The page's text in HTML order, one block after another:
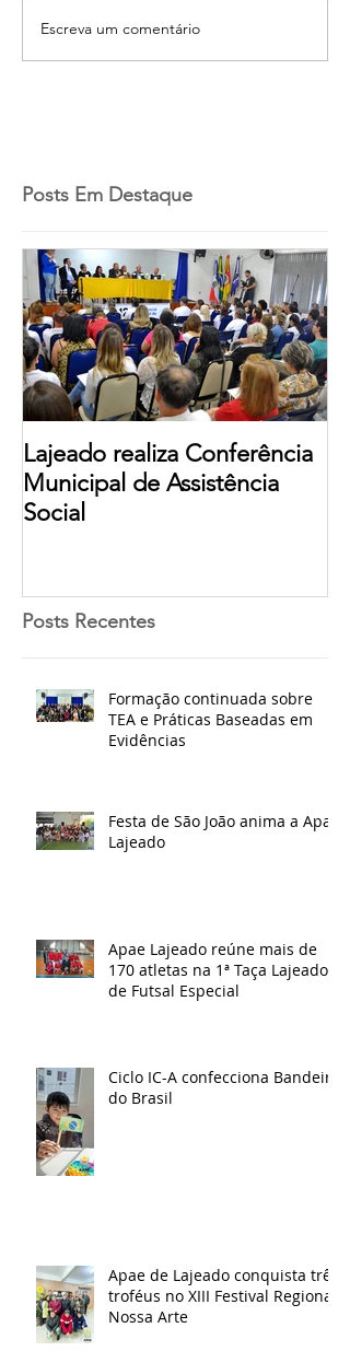
Escreva um comentário
Posts Em Destaque
Lajeado realiza Conferência
Municipal de Assistência
Social
Posts Recentes
Formação continuada sobre
TEA e Práticas Baseadas em
Evidências
Festa de São João anima a Apae
Lajeado
Apae Lajeado reúne mais de
170 atletas na 1ª Taça Lajeado
de Futsal Especial
Ciclo IC-A confecciona Bandeira
do Brasil
Apae de Lajeado conquista três
troféus no XIII Festival Regional
Nossa Arte